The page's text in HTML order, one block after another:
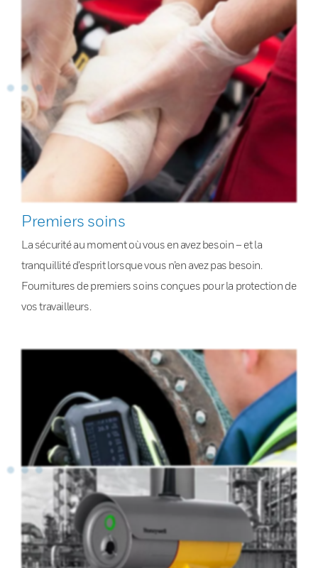
Premiers soins
La sécurité au moment où vous en avez besoin – et la
tranquillité d’esprit lorsque vous n’en avez pas besoin.
Fournitures de premiers soins conçues pour la protection de
vos travailleurs.